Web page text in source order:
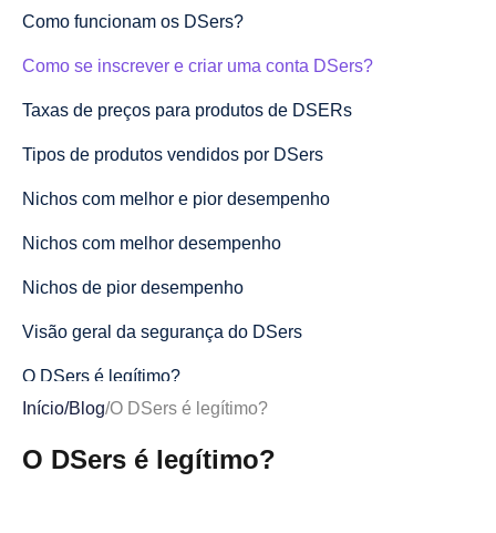
Como funcionam os DSers?
Como se inscrever e criar uma conta DSers?
Taxas de preços para produtos de DSERs
Tipos de produtos vendidos por DSers
Nichos com melhor e pior desempenho
Nichos com melhor desempenho
Nichos de pior desempenho
Visão geral da segurança do DSers
O DSers é legítimo?
Ecossistema de integração e aplicativos de parceiros
API e ferramentas para desenvolvedores
Início/Blog/O DSers é legítimo?
O DSers é legítimo?